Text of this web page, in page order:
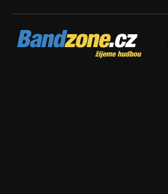
Bandzone.cz
žijeme hudbou